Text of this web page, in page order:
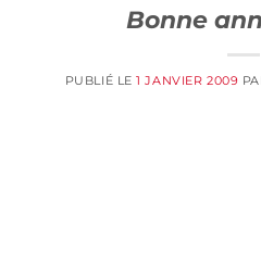
Bonne
PUBLIÉ LE1 JANVIER 2009